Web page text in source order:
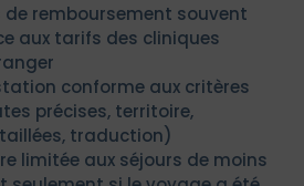
de remboursement souvent
aux tarifs des cliniques
conforme aux critères
précises, territoire,
traduction)
limitée aux séjours de moins